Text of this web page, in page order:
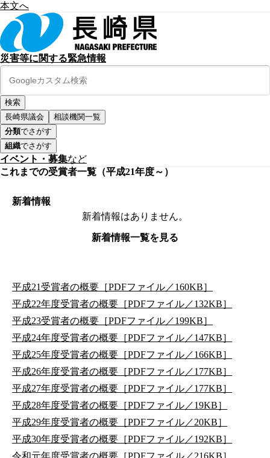
本文へ
災害等に関する緊急情報
長崎県議会
相談機関一覧
分類でさがす
組織でさがす
イベント・募集など
これまでの受賞者一覧（平成21年度～）
新着情報
新着情報はありません。
新着情報一覧を見る
平成21受賞者の概要［PDFファイル／160KB］
平成22年度受賞者の概要［PDFファイル／132KB］
平成23受賞者の概要［PDFファイル／199KB］
平成24年度受賞者の概要［PDFファイル／147KB］
平成25年度受賞者の概要［PDFファイル／166KB］
平成26年度受賞者の概要［PDFファイル／177KB］
平成27年度受賞者の概要［PDFファイル／177KB］
平成28年度受賞者の概要［PDFファイル／19KB］
平成29年度受賞者の概要［PDFファイル／20KB］
平成30年度受賞者の概要［PDFファイル／192KB］